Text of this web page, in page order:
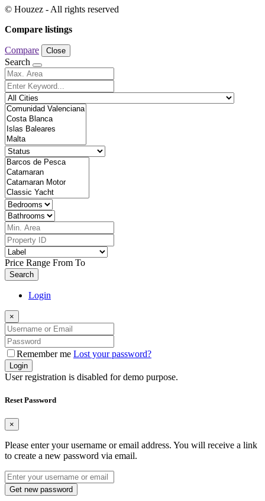
© Houzez - All rights reserved
Compare listings
Compare Close
Search
Price Range From To
Search
Login
×
Remember me Lost your password?
Login
User registration is disabled for demo purpose.
Reset Password
×
Please enter your username or email address. You will receive a link
to create a new password via email.
Get new password